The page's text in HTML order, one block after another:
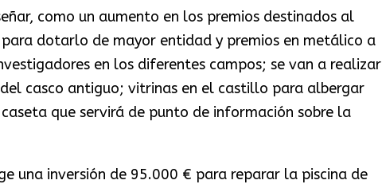
como un aumento en los premios destinados al
dotarlo de mayor entidad y premios en metálico a
en los diferentes campos; se van a realizar
casco antiguo; vitrinas en el castillo para albergar
que servirá de punto de información sobre la
una inversión de 95.000 € para reparar la piscina de